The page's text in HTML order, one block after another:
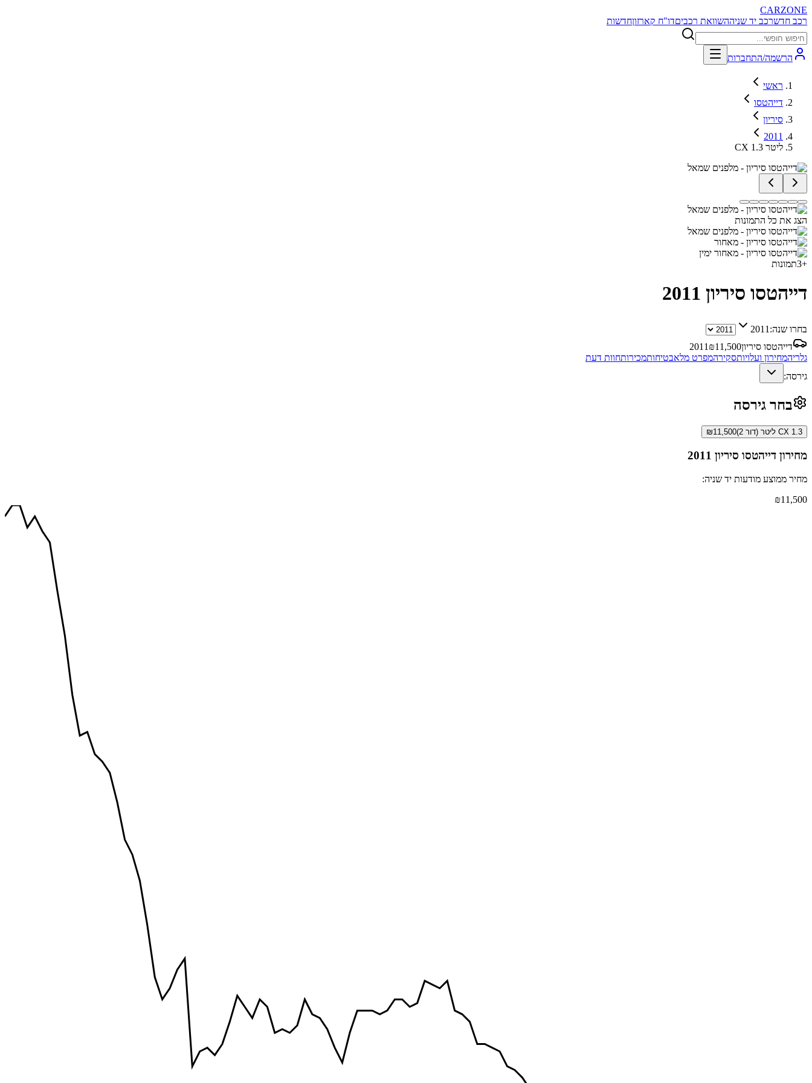
CARZONE
רכב חדשרכב יד שניההשוואת רכביםדו"ח קארזוןחדשות
הרשמה/התחברות
ראשי
דייהטסו
סיריון
2011
CX 1.3 ליטר
הצג את כל התמונות
+
3תמונות
דייהטסו סיריון 2011
בחרו שנה: 2011
דייהטסו סיריון
2011 ₪11,500
גלריהמחירון ועלויותסקירהמפרט מלאבטיחותמכירותחוות דעת
גירסה:
בחר גירסה
CX 1.3 ליטר (דור 2) ₪11,500
מחירון דייהטסו סיריון 2011
מחיר ממוצע מודעות יד שניה:
₪11,500